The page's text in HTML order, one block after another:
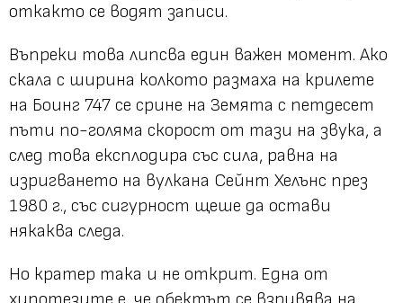
откакто се водят записи.
Въпреки това липсва един важен момент. Ако
скала с ширина колкото размаха на крилете
на Боинг 747 се срине на Земята с петдесет
пъти по-голяма скорост от тази на звука, а
след това експлодира със сила, равна на
изригването на вулкана Сейнт Хелънс през
1980 г., със сигурност щеше да остави
някаква следа.
Но кратер така и не открит. Една от